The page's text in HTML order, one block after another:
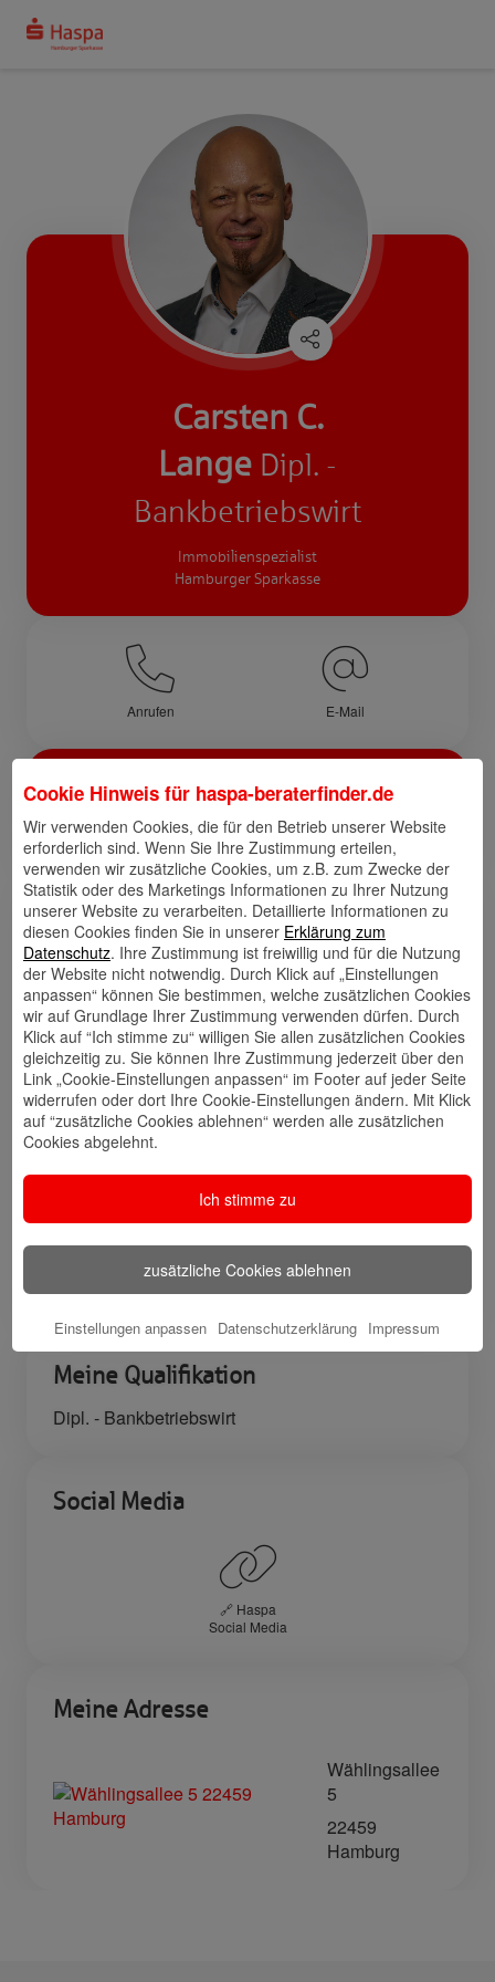
Carsten C.
Lange Dipl. -
Bankbetriebswirt
Immobilienspezialist
Hamburger Sparkasse
Anrufen E-Mail
Über mich
Ich bin seit über 25 Jahren im Kreditgeschäft tätig
Links
Kontakt
speichern
Walletkarte
hinzufügen
Rückrufwunsch
Website
Kunden
Meine Qualifikation
Dipl. - Bankbetriebswirt
Social Media
🔗 Haspa
Social Media
Meine Adresse
Wählingsallee
5
22459
Hamburg
Cookie Hinweis für haspa-beraterfinder.de
Wir verwenden Cookies, die für den Betrieb unserer Website
erforderlich sind. Wenn Sie Ihre Zustimmung erteilen,
verwenden wir zusätzliche Cookies, um z.B. zum Zwecke der
Statistik oder des Marketings Informationen zu Ihrer Nutzung
unserer Website zu verarbeiten. Detaillierte Informationen zu
diesen Cookies finden Sie in unserer Erklärung zum
Datenschutz. Ihre Zustimmung ist freiwillig und für die Nutzung
der Website nicht notwendig. Durch Klick auf „Einstellungen
anpassen“ können Sie bestimmen, welche zusätzlichen Cookies
wir auf Grundlage Ihrer Zustimmung verwenden dürfen. Durch
Klick auf “Ich stimme zu“ willigen Sie allen zusätzlichen Cookies
gleichzeitig zu. Sie können Ihre Zustimmung jederzeit über den
Link „Cookie-Einstellungen anpassen“ im Footer auf jeder Seite
widerrufen oder dort Ihre Cookie-Einstellungen ändern. Mit Klick
auf “zusätzliche Cookies ablehnen“ werden alle zusätzlichen
Cookies abgelehnt.
Ich stimme zu
zusätzliche Cookies ablehnen
Einstellungen anpassen Datenschutzerklärung Impressum